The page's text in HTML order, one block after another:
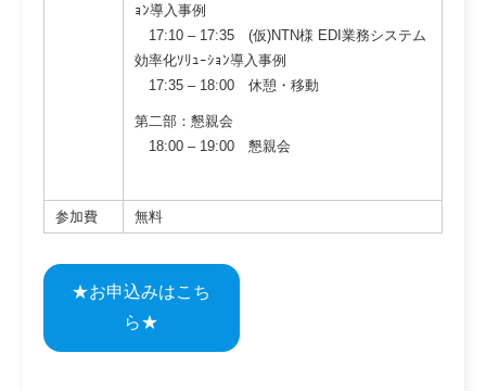
ｮﾝ導入事例
17:10 – 17:35 (仮)NTN様 EDI業務システム
効率化ｿﾘｭｰｼｮﾝ導入事例
17:35 – 18:00 休憩・移動
第二部：懇親会
18:00 – 19:00 懇親会
参加費 無料
★お申込みはこち
ら★